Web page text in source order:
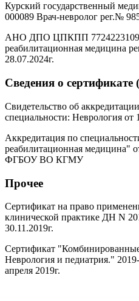
Курский государственный
000089 Врач-невролог рег.№
АНО ДПО ЦПКПП
реабилитационная медицина
28.07.2024г.
Сведения о сертификате
Свидетельство об
специальности: Неврология от
Аккредитация по
реабилитационная медицина"
ФГБОУ ВО КГМУ
Прочее
Сертификат на право
клинической практике ДН N
30.11.2019г.
Сертификат
Неврология и педиатрия."
апреля 2019г.